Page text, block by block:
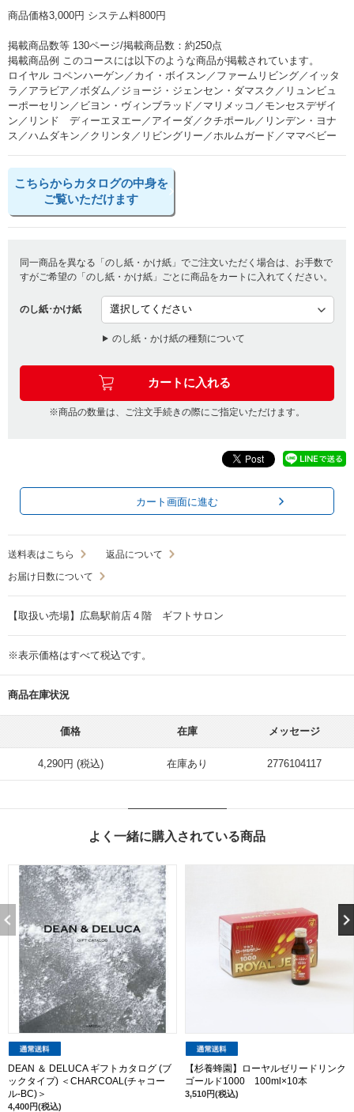
商品価格3,000円 システム料800円
掲載商品数等 130ページ/掲載商品数：約250点
掲載商品例 このコースには以下のような商品が掲載されています。
ロイヤル コペンハーゲン／カイ・ボイスン／ファームリビング／イッタ
ラ／アラビア／ボダム／ジョージ・ジェンセン・ダマスク／リュンビュ
ーポーセリン／ビヨン・ヴィンブラッド／マリメッコ／モンセスデザイ
ン／リンド ディーエヌエー／アイーダ／クチポール／リンデン・ヨナ
ス／ハムダキン／クリンタ／リビングリー／ホルムガード／ママベビー
こちらからカタログの中身を
ご覧いただけます
同一商品を異なる「のし紙・かけ紙」でご注文いただく場合は、お手数で
すがご希望の「のし紙・かけ紙」ごとに商品をカートに入れてください。
のし紙･かけ紙
のし紙・かけ紙の種類について
※商品の数量は、ご注文手続きの際にご指定いただけます。
カート画面に進む
送料表はこちら
返品について
お届け日数について
【取扱い売場】広島駅前店４階 ギフトサロン
※表示価格はすべて税込です。
商品在庫状況
価格 在庫 メッセージ
4,290円 (税込) 在庫あり 2776104117
よく一緒に購入されている商品
DEAN ＆ DELUCA ギフトカタログ (ブ
ックタイプ) ＜CHARCOAL(チャコー
ル-BC)＞
4,400円(税込)
【杉養蜂園】ローヤルゼリードリンク
ゴールド1000 100ml×10本
3,510円(税込)